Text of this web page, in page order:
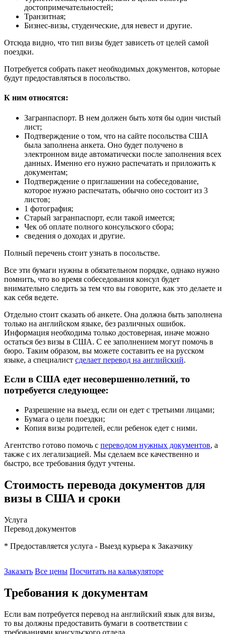
достопримечательностей;
Транзитная;
Бизнес-визы, студенческие, для невест и другие.
Отсюда видно, что тип визы будет зависеть от целей самой
поездки.
Потребуется собрать пакет необходимых документов, которые
будут предоставляться в посольство.
К ним относятся:
Загранпаспорт. В нем должен быть хотя бы один чистый
лист;
Подтверждение о том, что на сайте посольства США
была заполнена анкета. Оно будет получено в
электронном виде автоматически после заполнения всех
данных. Именно его нужно распечатать и приложить к
документам;
Подтверждение о приглашении на собеседование,
которое нужно распечатать, обычно оно состоит из 3
листов;
1 фотография;
Старый загранпаспорт, если такой имеется;
Чек об оплате полного консульского сбора;
сведения о доходах и другие.
Полный перечень стоит узнать в посольстве.
Все эти бумаги нужны в обязательном порядке, однако нужно
помнить, что во время собеседования консул будет
внимательно следить за тем что вы говорите, как это делаете и
как себя ведете.
Отдельно стоит сказать об анкете. Она должна быть заполнена
только на английском языке, без различных ошибок.
Информация необходима только достоверная, иначе можно
остаться без визы в США. С ее заполнением могут помочь в
бюро. Таким образом, вы можете составить ее на русском
языке, а специалист сделает перевод на английский.
Если в США едет несовершеннолетний, то
потребуется следующее:
Разрешение на выезд, если он едет с третьими лицами;
Бумага о цели поездки;
Копия визы родителей, если ребенок едет с ними.
Агентство готово помочь с переводом нужных документов, а
также с их легализацией. Мы сделаем все качественно и
быстро, все требования будут учтены.
Стоимость перевода документов для
визы в США и сроки
Услуга
Перевод документов
* Предоставляется услуга - Выезд курьера к Заказчику
Заказать Все цены Посчитать на калькуляторе
Требования к документам
Если вам потребуется перевод на английский язык для визы,
то вы должны предоставить бумаги в соответствии с
требованиями консульского отдела.